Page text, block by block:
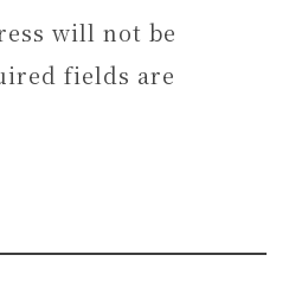
will not be
fields are